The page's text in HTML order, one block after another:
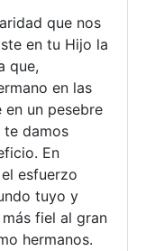
que nos
en tu Hijo la
que,
en las
en un pesebre
te damos
En
esfuerzo
tuyo y
fiel al gran
hermanos.